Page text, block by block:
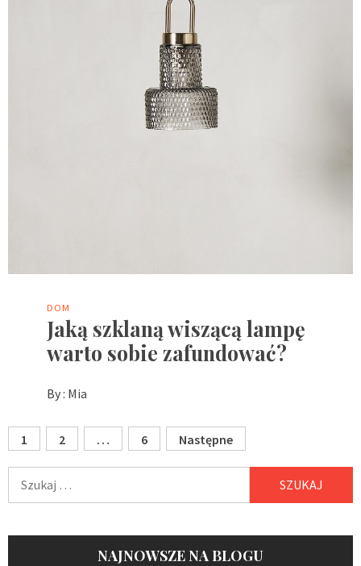
DOM
Jaką szklaną wiszącą lampę
warto sobie zafundować?
By : Mia
Stronicowanie
wpisów
1 2 … 6 Następne
NAJNOWSZE NA BLOGU